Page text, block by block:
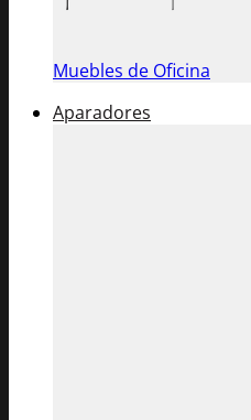
Muebles de Oficina
Aparadores